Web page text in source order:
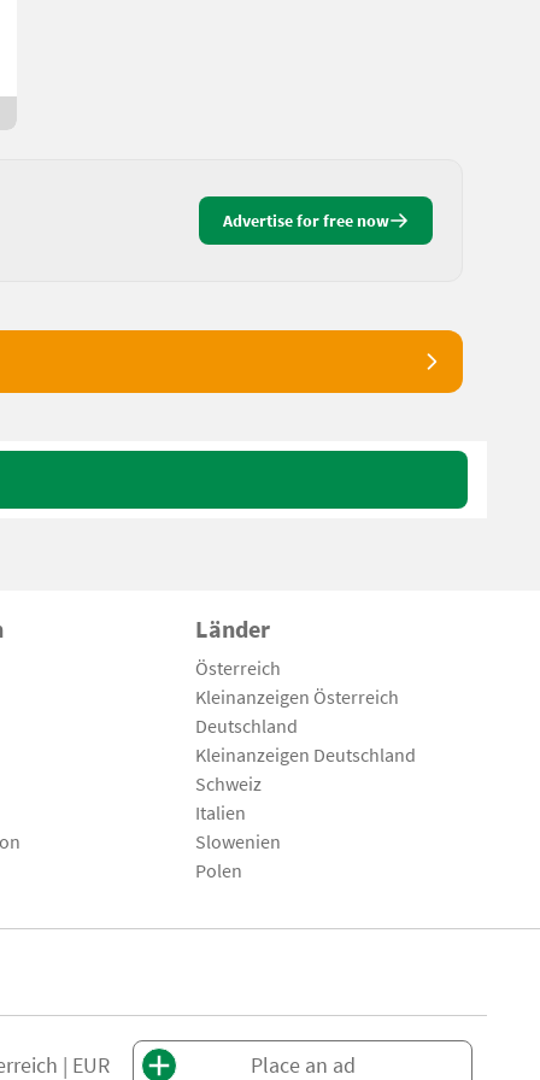
Advertise for free now
Länder
Österreich
Kleinanzeigen Österreich
Deutschland
Kleinanzeigen Deutschland
Schweiz
Italien
Slowenien
Polen
| EUR Place an ad